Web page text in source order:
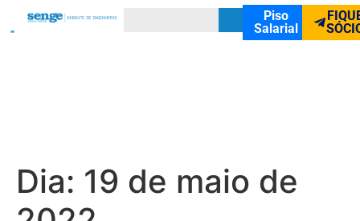
Piso
Salarial
Dia: 19 de maio de